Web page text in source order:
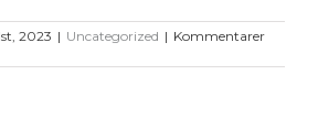
2023 | Uncategorized | Kommentarer